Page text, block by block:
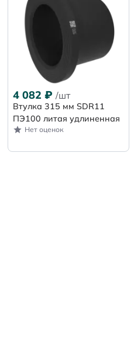
4 082 ₽ /шт
Втулка 315 мм SDR11
ПЭ100 литая удлиненная
Нет оценок